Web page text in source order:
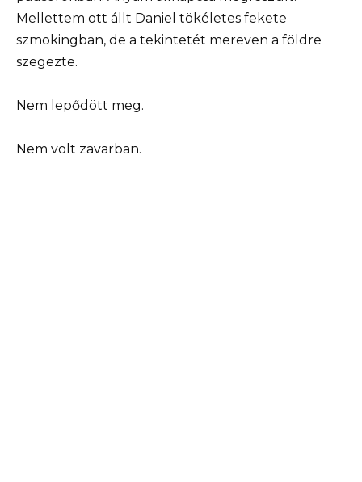
Mellettem ott állt Daniel tökéletes fekete
szmokingban, de a tekintetét mereven a földre
szegezte.
Nem lepődött meg.
Nem volt zavarban.